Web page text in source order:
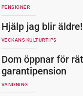
PENSIONER
Hjälp jag blir äldre!
VECKANS KULTURTIPS
Dom öppnar för
garantipension
VÄNDNING